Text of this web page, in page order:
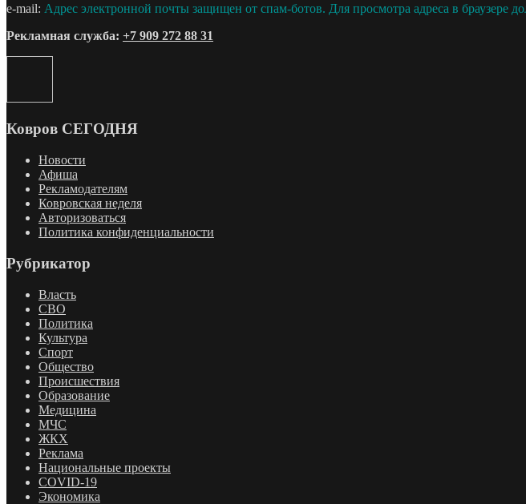
e-mail: Адрес электронной почты защищен от спам-ботов. Для просмотра адреса в браузере
Рекламная служба: +7 909 272 88 31
Ковров СЕГОДНЯ
Новости
Афиша
Рекламодателям
Ковровская неделя
Авторизоваться
Политика конфиденциальности
Рубрикатор
Власть
СВО
Политика
Культура
Спорт
Общество
Происшествия
Образование
Медицина
МЧС
ЖКХ
Реклама
Национальные проекты
COVID-19
Экономика